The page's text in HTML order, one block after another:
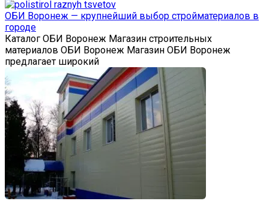
ОБИ Воронеж — крупнейший выбор стройматериалов в
городе
Каталог ОБИ Воронеж Магазин строительных
материалов ОБИ Воронеж Магазин ОБИ Воронеж
предлагает широкий